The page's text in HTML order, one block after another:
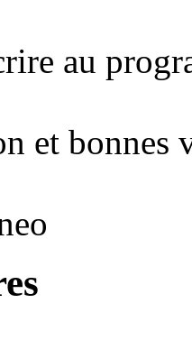
au
et bonnes